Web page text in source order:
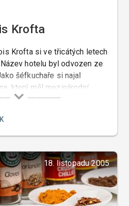
Krofta
Krofta si ve třicátých letech
hotelu byl odvozen ze
šéfkuchaře si najal
který měl mezinárodní
18. listopadu 2005